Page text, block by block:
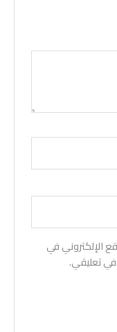
الإلكتروني في
تعليقي.